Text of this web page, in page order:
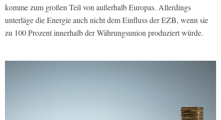
komme zum großen Teil von außerhalb Europas. Allerdings
unterläge die Energie auch nicht dem Einfluss der EZB, wenn sie
zu 100 Prozent innerhalb der Währungsunion produziert würde.